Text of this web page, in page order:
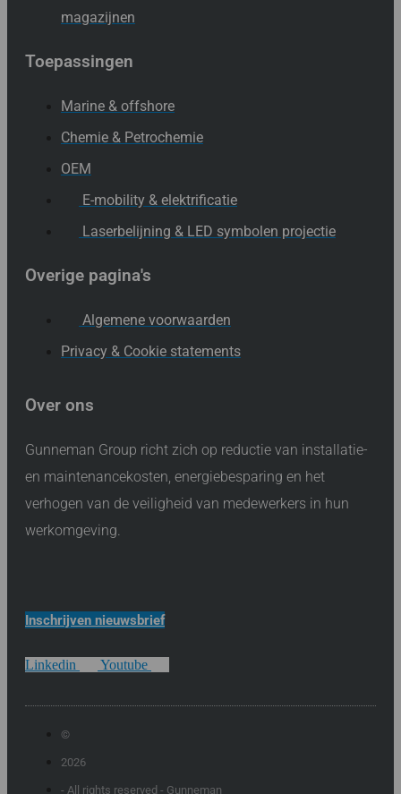
magazijnen
Toepassingen
Marine & offshore
Chemie & Petrochemie
OEM
E-mobility & elektrificatie
Laserbelijning & LED symbolen projectie
Overige pagina's
Algemene voorwaarden
Privacy & Cookie statements
Over ons
Gunneman Group richt zich op reductie van installatie-
en maintenancekosten, energiebesparing en het
verhogen van de veiligheid van medewerkers in hun
werkomgeving.
Inschrijven nieuwsbrief
Linkedin Youtube
©
2026
- All rights reserved - Gunneman